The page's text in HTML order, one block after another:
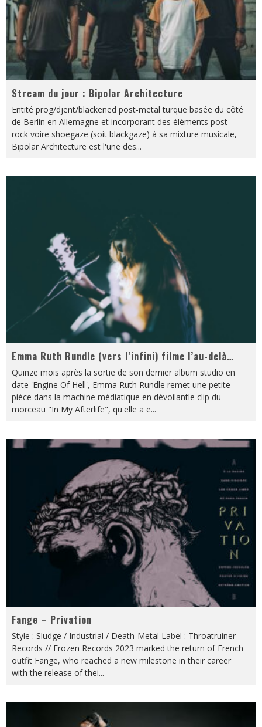
Stream du jour : Bipolar Architecture
Entité prog/djent/blackened post-metal turque basée du côté
de Berlin en Allemagne et incorporant des éléments post-
rock voire shoegaze (soit blackgaze) à sa mixture musicale,
Bipolar Architecture est l'une des...
Emma Ruth Rundle (vers l’infini) filme l’au-delà…
Quinze mois après la sortie de son dernier album studio en
date 'Engine Of Hell', Emma Ruth Rundle remet une petite
pièce dans la machine médiatique en dévoilantle clip du
morceau "In My Afterlife", qu'elle a e...
Fange – Privation
Style : Sludge / Industrial / Death-Metal Label : Throatruiner
Records // Frozen Records 2023 marked the return of French
outfit Fange, who reached a new milestone in their career
with the release of thei...